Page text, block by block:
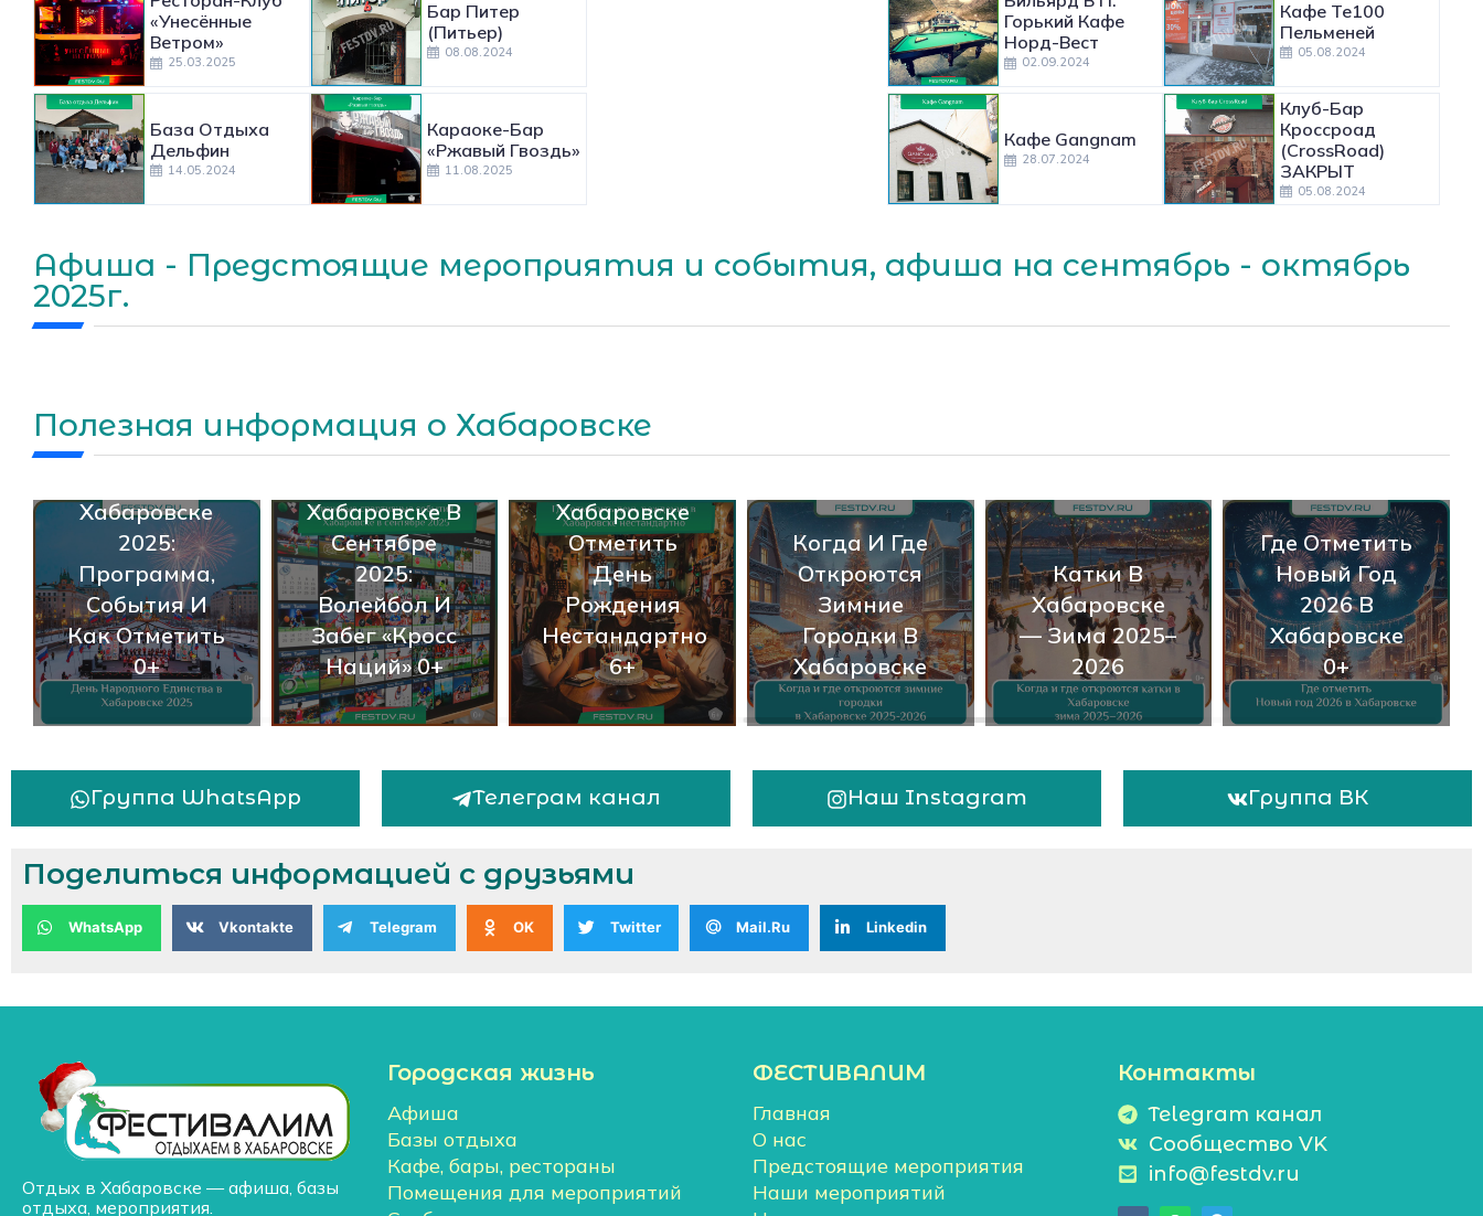
«Унесённые
Ветром»
25.03.2025
Бар Питер
(Питьер)
08.08.2024
База Отдыха
Дельфин
14.05.2024
Караоке-Бар
«Ржавый Гвоздь»
11.08.2025
Горький Кафе
Норд-Вест
02.09.2024
Кафе Те100
Пельменей
05.08.2024
Кафе Gangnam
28.07.2024
Клуб-Бар
Кроссроад
(CrossRoad)
ЗАКРЫТ
05.08.2024
Афиша - Предстоящие мероприятия и события, афиша на сентябрь - октябрь
2025г.
Полезная информация о Хабаровске
День
Народного
Хабаровске
2025:
Программа,
События И
Как Отметить
0+
Ключевые
Спортивные
Хабаровске В
Сентябре
2025:
Волейбол И
Забег «Кросс
Наций» 0+
Хабаровске
Отметить
День
Рождения
Нестандартно
6+
Когда И Где
Откроются
Зимние
Городки В
Хабаровске
Катки В
Хабаровске
— Зима 2025–
2026
Где Отметить
Новый Год
2026 В
Хабаровске
0+
Группа WhatsApp Телеграм канал Наш Instagram Группа ВК
Поделиться информацией с друзьями
WhatsApp Vkontakte Telegram OK Twitter Mail.Ru Linkedin
Отдых в Хабаровске — афиша, базы
отдыха, мероприятия.
Городская жизнь
Афиша
Базы отдыха
Кафе, бары, рестораны
Помещения для мероприятий
ФЕСТИВАЛИМ
Главная
О нас
Предстоящие мероприятия
Наши мероприятий
Контакты
Telegram канал
Сообщество VK
info@festdv.ru